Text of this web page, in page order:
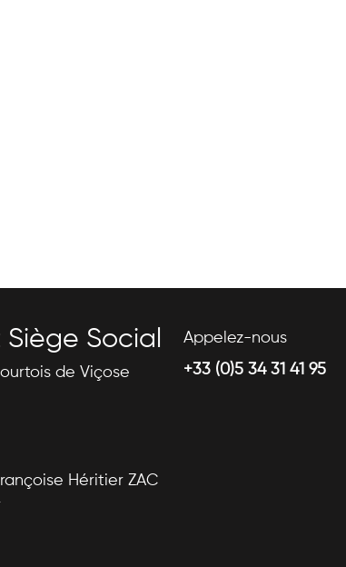
Social
de Viçose
Héritier ZAC
Appelez-nous
+33 (0)5 34 31 41 95